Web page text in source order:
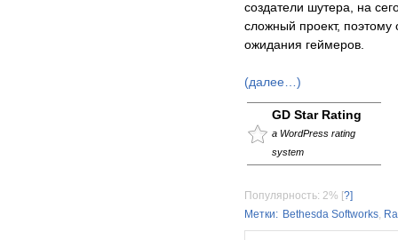
создатели шутера, на
сложный проект, поэтому
ожидания геймеров.
(далее…)
GD Star Rating
a WordPress rating
system
Популярность: 2% [?]
Метки: Bethesda Softworks,